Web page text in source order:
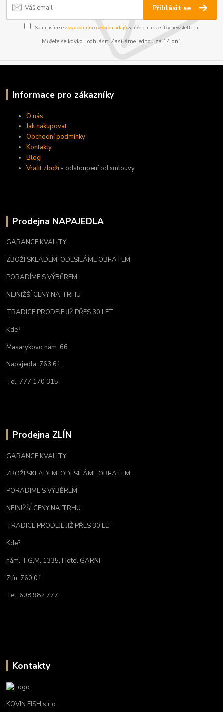
Přihlásit se
Souhlasím se zpracováním osobních údajůza účelem rozesílky newsletteru.
Můžete se kdykoli odhlásit. Zasíláme jednou za 14 dní.
Informace pro zákazníky
O nás
Jak nakupovat
Obchodní podmínky
Kontakty
Blog
Vrátit zboží- odstoupení od smlouvy
Prodejna NAPAJEDLA
GARANCE KVALITY
ZBOŽÍ SKLADEM, ODESÍLÁME OBRATEM
PORADÍME S VÝBĚREM
NEJNIŽŠÍ CENY NA TRHU
TRADICE PRODEJE JIŽ PŘES 30 LET
Kde?
Masarykovo nám. 66
Napajedla, 763 61
Tel. 777 170 315
Prodejna ZLÍN
GARANCE KVALITY
ZBOŽÍ SKLADEM, ODESÍLÁME OBRATEM
PORADÍME S VÝBĚREM
NEJNIŽŠÍ CENY NA TRHU
TRADICE PRODEJE JIŽ PŘES 30 LET
Kde?
nám. T.G.M. 1335, Hotel GARNI
Zlín, 760 01
Tel. 608 982 777
Kontakty
KOVIN FISH s.r.o.